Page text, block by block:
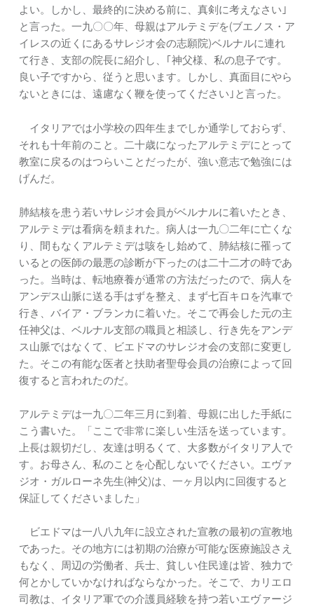
よい。しかし、最終的に決める前に、真剣に考えなさい｣
と言った。一九〇〇年、母親はアルテミデを(ブエノス・ア
イレスの近くにあるサレジオ会の志願院)ベルナルに連れ
て行き、支部の院長に紹介し、｢神父様、私の息子です。
良い子ですから、従うと思います。しかし、真面目にやら
ないときには、遠慮なく鞭を使ってください｣と言った。
イタリアでは小学校の四年生までしか通学しておらず、
それも十年前のこと。二十歳になったアルテミデにとって
教室に戻るのはつらいことだったが、強い意志で勉強には
げんだ。
肺結核を患う若いサレジオ会員がベルナルに着いたとき、
アルテミデは看病を頼まれた。病人は一九〇二年に亡くな
り、間もなくアルテミデは咳をし始めて、肺結核に罹って
いるとの医師の最悪の診断が下ったのは二十二才の時であ
った。当時は、転地療養が通常の方法だったので、病人を
アンデス山脈に送る手はずを整え、まず七百キロを汽車で
行き、バイア・ブランカに着いた。そこで再会した元の主
任神父は、ベルナル支部の職員と相談し、行き先をアンデ
ス山脈ではなくて、ビエドマのサレジオ会の支部に変更し
た。そこの有能な医者と扶助者聖母会員の治療によって回
復すると言われたのだ。
アルテミデは一九〇二年三月に到着、母親に出した手紙に
こう書いた。「ここで非常に楽しい生活を送っています。
上長は親切だし、友達は明るくて、大多数がイタリア人で
す。お母さん、私のことを心配しないでください。エヴァ
ジオ・ガルローネ先生(神父)は、一ヶ月以内に回復すると
保証してくださいました」
ビエドマは一八八九年に設立された宣教の最初の宣教地
であった。その地方には初期の治療が可能な医療施設さえ
もなく、周辺の労働者、兵士、貧しい住民達は皆、独力で
何とかしていかなければならなかった。そこで、カリエロ
司教は、イタリア軍での介護員経験を持つ若いエヴァージ